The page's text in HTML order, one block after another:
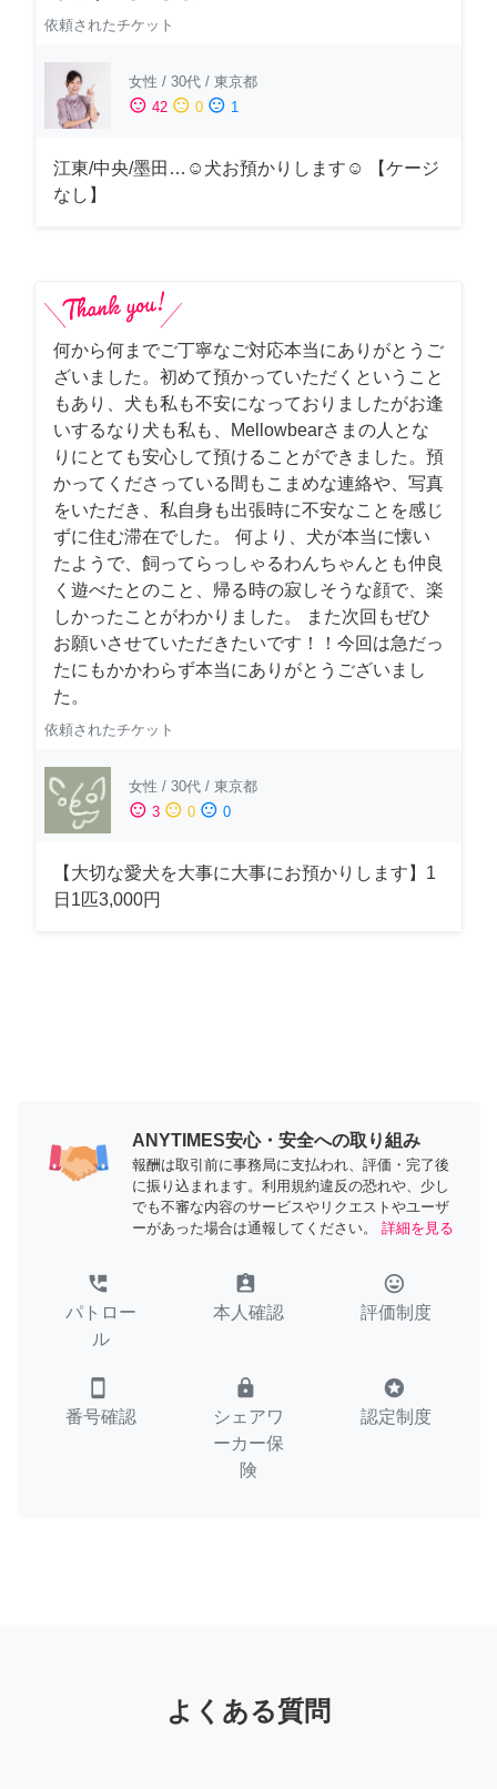
依頼されたチケット
女性 / 30代 / 東京都
sentiment_satisfied 42 sentiment_neutral 0 sentiment_dissatisfied 1
江東/中央/墨田…☺︎犬お預かりします☺︎ 【ケージ
なし】
何から何までご丁寧なご対応本当にありがとうご
ざいました。初めて預かっていただくということ
もあり、犬も私も不安になっておりましたがお逢
いするなり犬も私も、Mellowbearさまの人とな
りにとても安心して預けることができました。預
かってくださっている間もこまめな連絡や、写真
をいただき、私自身も出張時に不安なことを感じ
ずに住む滞在でした。 何より、犬が本当に懐い
たようで、飼ってらっしゃるわんちゃんとも仲良
く遊べたとのこと、帰る時の寂しそうな顔で、楽
しかったことがわかりました。 また次回もぜひ
お願いさせていただきたいです！！今回は急だっ
たにもかかわらず本当にありがとうございまし
た。
依頼されたチケット
女性 / 30代 / 東京都
sentiment_satisfied 3 sentiment_neutral 0 sentiment_dissatisfied 0
【大切な愛犬を大事に大事にお預かりします】1
日1匹3,000円
ANYTIMES安心・安全への取り組み
報酬は取引前に事務局に支払われ、評価・完了後
に振り込まれます。利用規約違反の恐れや、少し
でも不審な内容のサービスやリクエストやユーザ
ーがあった場合は通報してください。
詳細を見る
perm_phone_msg
パトロー
ル
assignment_ind
本人確認
tag_faces
評価制度
smartphone
番号確認
lock
シェアワ
ーカー保
険
stars
認定制度
よくある質問